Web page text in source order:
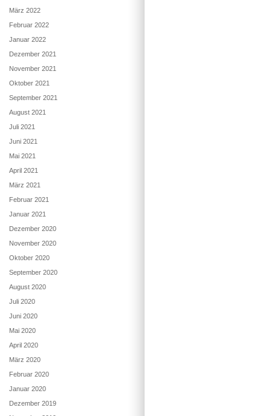
März 2022
Februar 2022
Januar 2022
Dezember 2021
November 2021
Oktober 2021
September 2021
August 2021
Juli 2021
Juni 2021
Mai 2021
April 2021
März 2021
Februar 2021
Januar 2021
Dezember 2020
November 2020
Oktober 2020
September 2020
August 2020
Juli 2020
Juni 2020
Mai 2020
April 2020
März 2020
Februar 2020
Januar 2020
Dezember 2019